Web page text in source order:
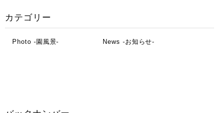
カテゴリー
Photo -園風景- News -お知らせ-